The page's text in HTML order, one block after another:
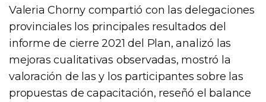
Valeria Chorny compartió con las delegaciones
provinciales los principales resultados del
informe de cierre 2021 del Plan, analizó las
mejoras cualitativas observadas, mostró la
valoración de las y los participantes sobre las
propuestas de capacitación, reseñó el balance